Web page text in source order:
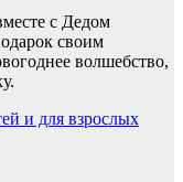
с Дедом
своим
волшебство,
и для взрослых